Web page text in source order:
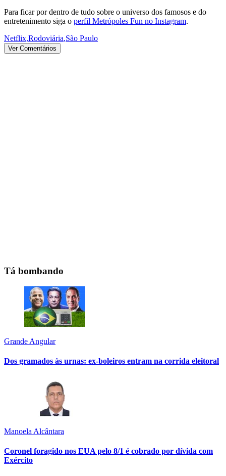
Para ficar por dentro de tudo sobre o universo dos famosos e do
entretenimento siga o perfil Metrópoles Fun no Instagram.
Netflix,Rodoviária,São Paulo
Ver Comentários
Tá bombando
Grande Angular
Dos gramados às urnas: ex-boleiros entram na corrida eleitoral
Manoela Alcântara
Coronel foragido nos EUA pelo 8/1 é cobrado por dívida com
Exército